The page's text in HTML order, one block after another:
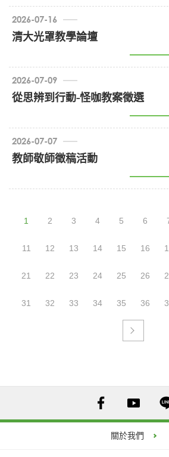
1150014871_2026客語教師教學精進
2026-07-16
清大光罩教學論壇
1150015086_清大光罩教學論壇 (PDF)
2026-07-09
從思辨到行動-怪咖教案徵選
1150014542_從思辨到行動-怪咖教案
2026-07-07
教師敬師徵稿活動
1 2 3 4 5 6
11 12 13 14 15 16
21 22 23 24 25 26
31 32 33 34 35 36
關於我們